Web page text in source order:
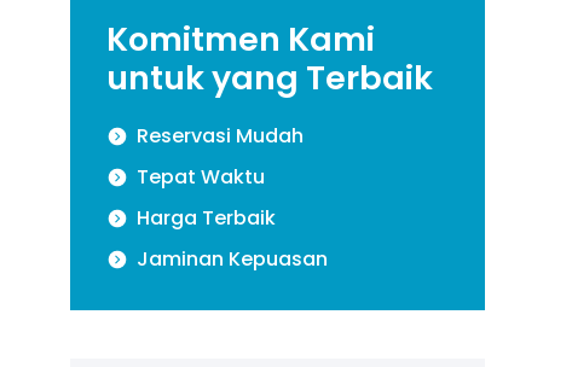
Komitmen Kami
untuk yang Terbaik
Reservasi Mudah
Tepat Waktu
Harga Terbaik
Jaminan Kepuasan